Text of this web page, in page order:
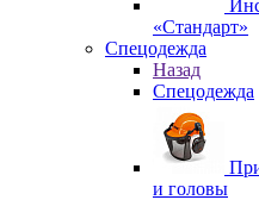
«Стандарт»
Спецодежда
Назад
Спецодежда
и головы